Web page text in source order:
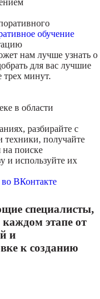
обучение
нам лучше узнать о
для вас лучшие
трех минут.
в области
разбирайте с
техники, получайте
поиске
и используйте их
ВКонтакте
специалисты,
этапе от
и
к созданию